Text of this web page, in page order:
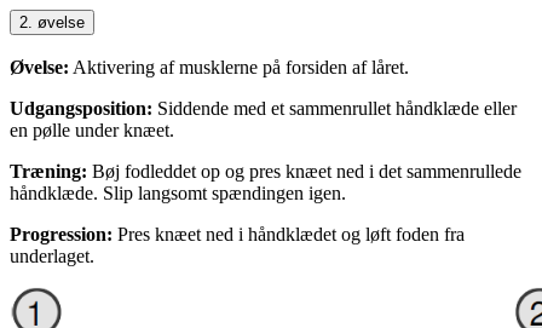
2. øvelse
Øvelse: Aktivering af musklerne på forsiden af låret.
Udgangsposition: Siddende med et sammenrullet håndklæde eller
en pølle under knæet.
Træning: Bøj fodleddet op og pres knæet ned i det sammenrullede
håndklæde. Slip langsomt spændingen igen.
Progression: Pres knæet ned i håndklædet og løft foden fra
underlaget.